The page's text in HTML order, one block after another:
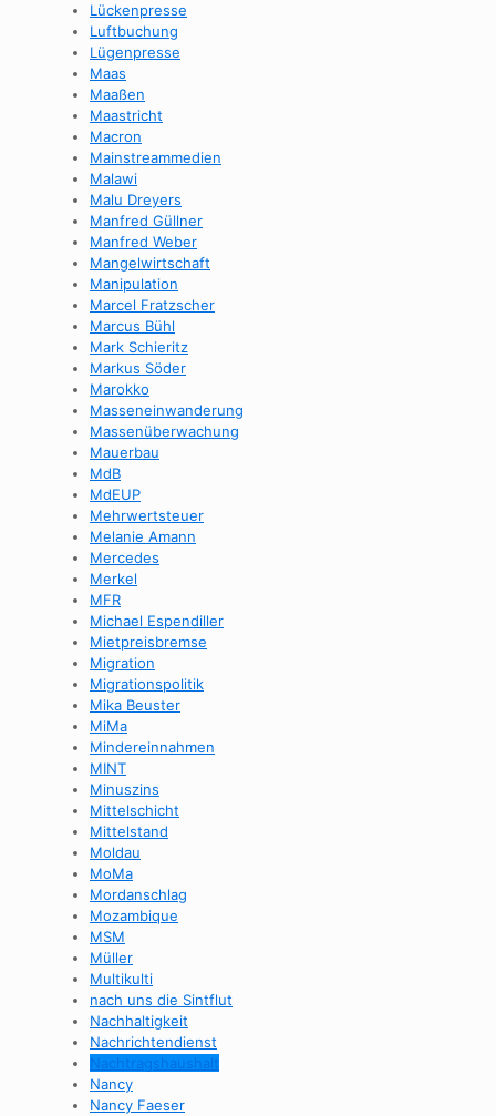
Lückenpresse
Luftbuchung
Lügenpresse
Maas
Maaßen
Maastricht
Macron
Mainstreammedien
Malawi
Malu Dreyers
Manfred Güllner
Manfred Weber
Mangelwirtschaft
Manipulation
Marcel Fratzscher
Marcus Bühl
Mark Schieritz
Markus Söder
Marokko
Masseneinwanderung
Massenüberwachung
Mauerbau
MdB
MdEUP
Mehrwertsteuer
Melanie Amann
Mercedes
Merkel
MFR
Michael Espendiller
Mietpreisbremse
Migration
Migrationspolitik
Mika Beuster
MiMa
Mindereinnahmen
MINT
Minuszins
Mittelschicht
Mittelstand
Moldau
MoMa
Mordanschlag
Mozambique
MSM
Müller
Multikulti
nach uns die Sintflut
Nachhaltigkeit
Nachrichtendienst
Nachtragshaushalt
Nancy
Nancy Faeser